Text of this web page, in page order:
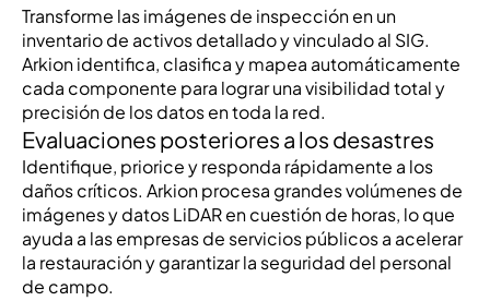
Transforme las imágenes de inspección en un
inventario de activos detallado y vinculado al SIG.
Arkion identifica, clasifica y mapea automáticamente
cada componente para lograr una visibilidad total y
precisión de los datos en toda la red.
Evaluaciones posteriores a los desastres
Identifique, priorice y responda rápidamente a los
daños críticos. Arkion procesa grandes volúmenes de
imágenes y datos LiDAR en cuestión de horas, lo que
ayuda a las empresas de servicios públicos a acelerar
la restauración y garantizar la seguridad del personal
de campo.